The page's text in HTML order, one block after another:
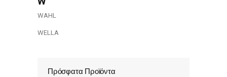
WAHL
WELLA
Πρόσφατα Προϊόντα